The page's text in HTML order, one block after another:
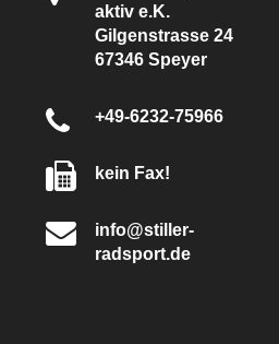
aktiv e.K.
Gilgenstrasse 24
67346 Speyer
+49-6232-75966
kein Fax!
info@stiller-
radsport.de